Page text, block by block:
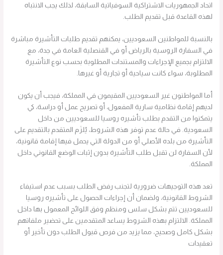
اتحاد الجمهوريات الاشتراكية السوفياتية السابقة، لذلك يجب الانتباه
لهذه القاعدة قبل تقديم الطلب.
بالنسبة للمواطنين السعوديين، يمكنهم تقديم طلبات التأشيرة مباشرة
في السفارة الروسية بالرياض أو في القنصلية العامة في جدة، مع
الالتزام بجميع الإجراءات والمستندات المطلوبة بحسب نوع التأشيرة
المطلوبة، سواء كانت سياحية أو تجارية أو غيرها.
أما المواطنون غير السعوديين المقيمون في المملكة، فيجب أن يكون
لديهم إقامة نظامية سارية المفعول، أو تصريح عمل أو دراسة، كي
يتمكنوا من التقدم بطلب تأشيره روسيا للسعوديين من داخل
السعودية. في حالة عدم توفر هذه الشروط، يُلزَم المتقدم بالتقديم على
التأشيرة من بلده الأصلي أو من الدولة التي يحمل فيها إقامة قانونية،
لأن السفارة لن تقبل طلب التأشيرة بدون إثبات الوضع القانوني داخل
المملكة.
تعد هذه التوجيهات ضرورية لتجنب رفض الطلب بسبب عدم استيفاء
الشروط القانونية، ولضمان أن إجراءات الحصول على تأشيره روسيا
للسعوديين تتم بشكل سلس ومنظم وفق اللوائح المعمول بها داخل
المملكة. الالتزام بهذه الشروط يساعد المتقدمين على تحضير ملفاتهم
بشكل كامل وصحيح، مما يزيد من فرص قبول الطلب دون تأخير أو
تعقيدات